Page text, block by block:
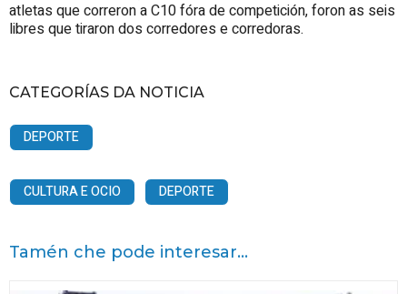
atletas que correron a C10 fóra de competición, foron as seis
libres que tiraron dos corredores e corredoras.
CATEGORÍAS DA NOTICIA
DEPORTE
CULTURA E OCIO DEPORTE
Tamén che pode interesar...